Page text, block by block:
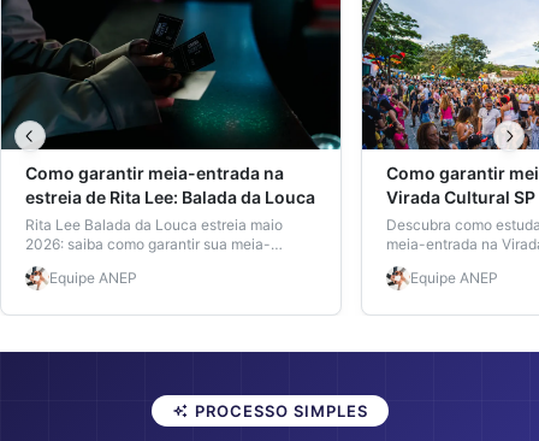
Como garantir meia-entrada na
estreia de Rita Lee: Balada da Louca
Rita Lee Balada da Louca estreia maio
2026: saiba como garantir sua meia-
entrada sem burocracia, onde será o
musical e quem interpreta a rainha do rock.
Equipe ANEP
Como garantir
Virada Cultural
sem matrícula
Descubra como
meia-entrada na
usando a Carteira
ANEP, e por que ela é
Equipe ANEP
PROCESSO SIMPLES